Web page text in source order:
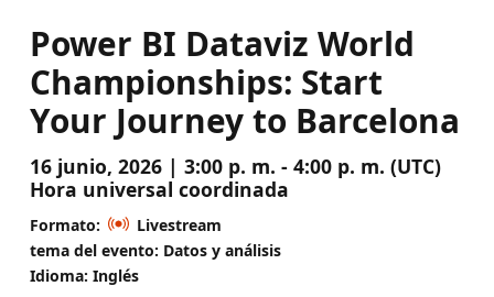
Power BI Dataviz World
Championships: Start
Your Journey to Barcelona
16 junio, 2026 | 3:00 p. m. - 4:00 p. m. (UTC)
Hora universal coordinada
Formato:
Livestream
tema del evento: Datos y análisis
Idioma: Inglés